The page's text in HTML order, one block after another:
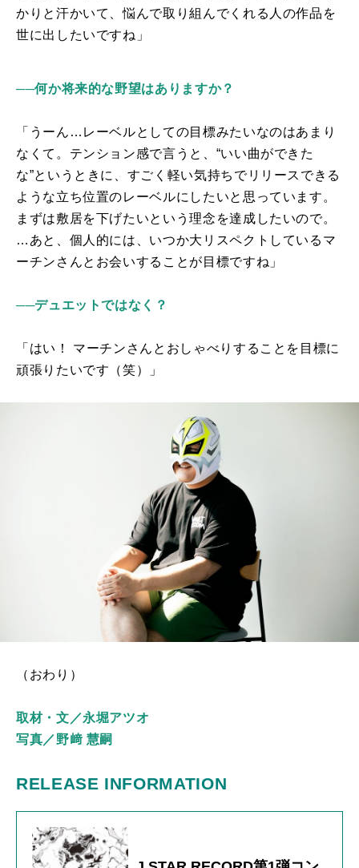
かりと汗かいて、悩んで取り組んでくれる人の作品を
世に出したいですね」
──何か将来的な野望はありますか？
「うーん…レーベルとしての目標みたいなのはあまり
なくて。テンション感で言うと、“いい曲ができた
な”というときに、すごく軽い気持ちでリリースできる
ような立ち位置のレーベルにしたいと思っています。
まずは敷居を下げたいという理念を達成したいので。
…あと、個人的には、いつか大リスペクトしているマ
ーチンさんとお会いすることが目標ですね」
──デュエットではなく？
「はい！ マーチンさんとおしゃべりすることを目標に
頑張りたいです（笑）」
（おわり）
取材・文 ／永堀アツオ
写真／野﨑 慧嗣
RELEASE INFORMATION